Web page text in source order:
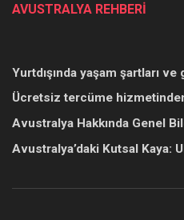
AVUSTRALYA REHBERİ
Yurtdışında yaşam şartları
Ücretsiz tercüme
Avustralya Hakkında Genel
Avustralya’daki Kutsal Kaya: